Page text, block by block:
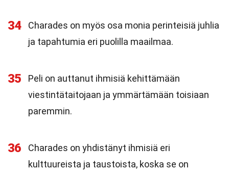
34
Charades on myös osa monia perinteisiä juhlia
ja tapahtumia eri puolilla maailmaa.
35
Peli on auttanut ihmisiä kehittämään
viestintätaitojaan ja ymmärtämään toisiaan
paremmin.
36
Charades on yhdistänyt ihmisiä eri
kulttuureista ja taustoista, koska se on